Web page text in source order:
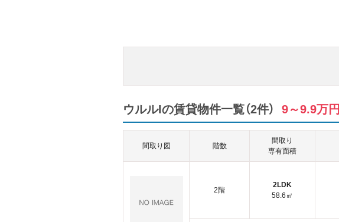
ウルルIの賃貸物件一覧（2件） 9～9.9万円
間取り図 階数
間取り
専有面積
2階
2LDK
58.6㎡